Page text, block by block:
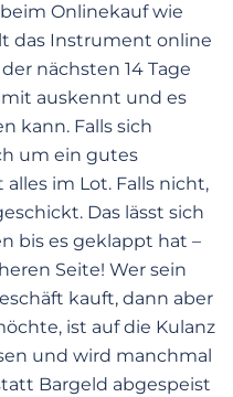
Onlinekauf wie
das Instrument online
nächsten 14 Tage
auskennt und es
kann. Falls sich
um ein gutes
im Lot. Falls nicht,
Das lässt sich
bis es geklappt hat –
Seite! Wer sein
kauft, dann aber
ist auf die Kulanz
und wird manchmal
Bargeld abgespeist